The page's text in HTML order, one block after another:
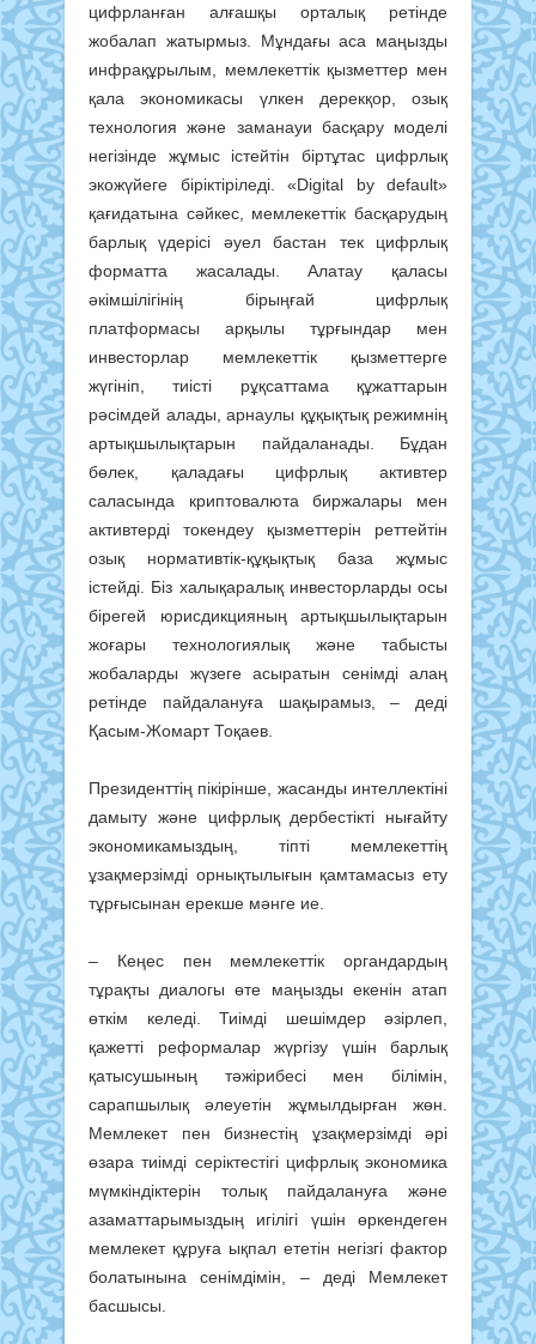
цифрланған алғашқы орталық ретінде
жобалап жатырмыз. Мұндағы аса маңызды
инфрақұрылым, мемлекеттік қызметтер мен
қала экономикасы үлкен дерекқор, озық
технология және заманауи басқару моделі
негізінде жұмыс істейтін біртұтас цифрлық
экожүйеге біріктіріледі. «Digital by default»
қағидатына сәйкес, мемлекеттік басқарудың
барлық үдерісі әуел бастан тек цифрлық
форматта жасалады. Алатау қаласы
әкімшілігінің бірыңғай цифрлық
платформасы арқылы тұрғындар мен
инвесторлар мемлекеттік қызметтерге
жүгініп, тиісті рұқсаттама құжаттарын
рәсімдей алады, арнаулы құқықтық режимнің
артықшылықтарын пайдаланады. Бұдан
бөлек, қаладағы цифрлық активтер
саласында криптовалюта биржалары мен
активтерді токендеу қызметтерін реттейтін
озық нормативтік-құқықтық база жұмыс
істейді. Біз халықаралық инвесторларды осы
бірегей юрисдикцияның артықшылықтарын
жоғары технологиялық және табысты
жобаларды жүзеге асыратын сенімді алаң
ретінде пайдалануға шақырамыз, – деді
Қасым-Жомарт Тоқаев.
Президенттің пікірінше, жасанды интеллектіні
дамыту және цифрлық дербестікті нығайту
экономикамыздың, тіпті мемлекеттің
ұзақмерзімді орнықтылығын қамтамасыз ету
тұрғысынан ерекше мәнге ие.
– Кеңес пен мемлекеттік органдардың
тұрақты диалогы өте маңызды екенін атап
өткім келеді. Тиімді шешімдер әзірлеп,
қажетті реформалар жүргізу үшін барлық
қатысушының тәжірибесі мен білімін,
сарапшылық әлеуетін жұмылдырған жөн.
Мемлекет пен бизнестің ұзақмерзімді әрі
өзара тиімді серіктестігі цифрлық экономика
мүмкіндіктерін толық пайдалануға және
азаматтарымыздың игілігі үшін өркендеген
мемлекет құруға ықпал ететін негізгі фактор
болатынына сенімдімін, – деді Мемлекет
басшысы.